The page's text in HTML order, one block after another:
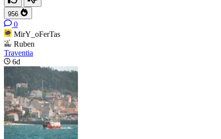
956
0
MirY_oFerTas
Ruben
Traventia
6d